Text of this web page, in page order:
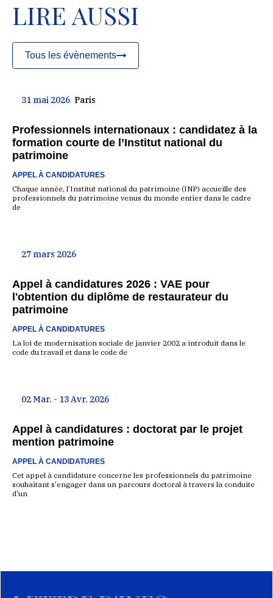
LIRE AUSSI
Tous les évènements
31 mai 2026 Paris
Professionnels internationaux : candidatez à la
formation courte de l’Institut national du
patrimoine
APPEL À CANDIDATURES
Chaque année, l’Institut national du patrimoine (INP) accueille des
professionnels du patrimoine venus du monde entier dans le cadre
de
27 mars 2026
Appel à candidatures 2026 : VAE pour
l'obtention du diplôme de restaurateur du
patrimoine
APPEL À CANDIDATURES
La loi de modernisation sociale de janvier 2002 a introduit dans le
code du travail et dans le code de
02 Mar. - 13 Avr. 2026
Appel à candidatures : doctorat par le projet
mention patrimoine
APPEL À CANDIDATURES
Cet appel à candidature concerne les professionnels du patrimoine
souhaitant s'engager dans un parcours doctoral à travers la conduite
d'un